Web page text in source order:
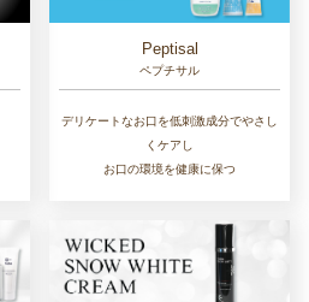
Peptisal
ペプチサル
デリケートなお口を低刺激成分でやさし
くケアし
お口の環境を健康に保つ